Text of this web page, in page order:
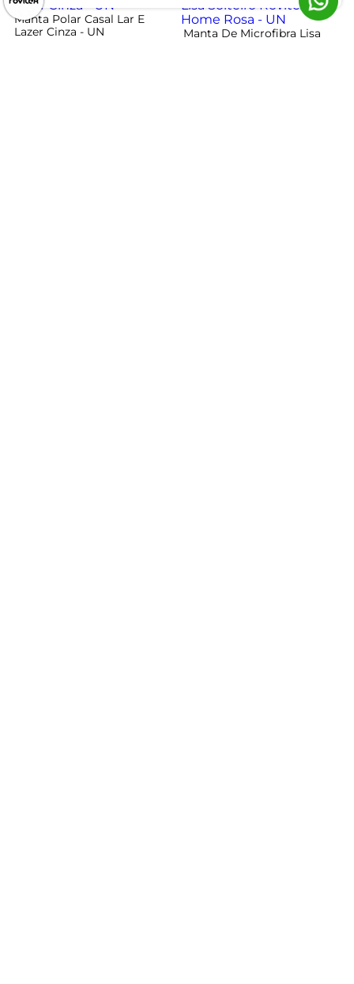
Manta Polar Casal Lar E
Lazer Cinza - UN
Manta De Microfibra Lisa